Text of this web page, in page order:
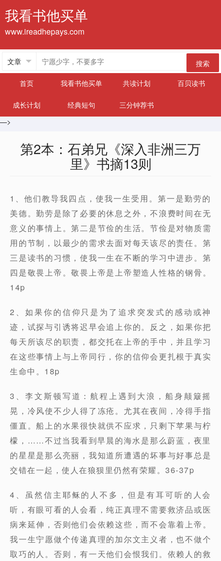
我看书他买单
www.ireadhepays.com
搜索
首页
我看书他买单 共读计划 百贝读书
成长计划 经典短句
三分钟荐书
—>
第2本：石弟兄《深入非洲三万
里》书摘13则
1、他们教导我四点，使我一生受用。第一是勤劳的
美德。勤劳是除了必要的休息之外，不浪费时间在无
意义的事情上。第二是节俭的生活。节俭是对物质需
用的节制，以最少的需求去面对每天该尽的责任。第
三是读书的习惯，使我一生在不断的学习中进步。第
四是敬畏上帝。敬畏上帝是上帝塑造人性格的钢骨。
14p
2、如果你的信仰只是为了追求突发式的感动或神
迹，试探与引诱将迟早会追上你的。反之，如果你把
每天所该尽的职责，都交托在上帝的手中，并且学习
在这些事情上与上帝同行，你的信仰会更扎根于真实
生命中。18p
3、李文斯顿写道：航程上遇到大浪，船身颠簸摇
晃，冷风使不少人得了冻疮。尤其在夜间，冷得手指
僵直。船上的水果很快就供不应求，只剩下苹果与柠
檬，……不过当我看到早晨的海水是那么蔚蓝，夜里
的星星是那么亮丽，我知道所遭遇的坏事与好事总是
交错在一起，使人在狼狈里仍然有荣耀。36-37p
4、虽然信主耶稣的人不多，但是有耳可听的人会
听，有眼可看的人会看，纯正真理不需要救济品或医
病来延伸，否则他们会依赖这些，而不会靠着上帝。
我一生宁愿做个传递真理的加尔文主义者，也不做个
取巧的人。否则，有一天他们会恨我们。依赖人的救